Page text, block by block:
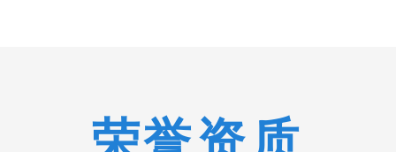
荣誉资质